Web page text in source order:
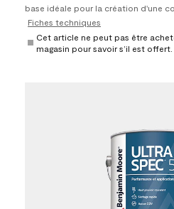
base idéale pour la création d'une
Fiches techniques
Cet article ne peut pas être
magasin pour savoir s’il est offert.